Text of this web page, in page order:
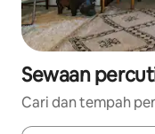
Sewaan
Cari dan tempah